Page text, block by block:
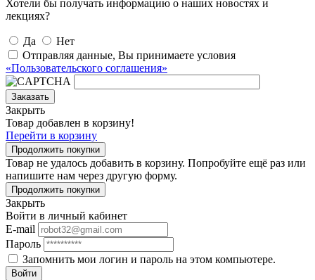
Хотели бы получать информацию о наших новостях и
лекциях?
Да
Нет
Отправляя данные, Вы принимаете условия
«Пользовательского соглашения»
Заказать
Закрыть
Товар добавлен в корзину!
Перейти в корзину
Продолжить покупки
Товар не удалось добавить в корзину. Попробуйте ещё раз или
напишите нам через другую форму.
Продолжить покупки
Закрыть
Войти в личный кабинет
E-mail
Пароль
Запомнить мои логин и пароль на этом компьютере.
Войти